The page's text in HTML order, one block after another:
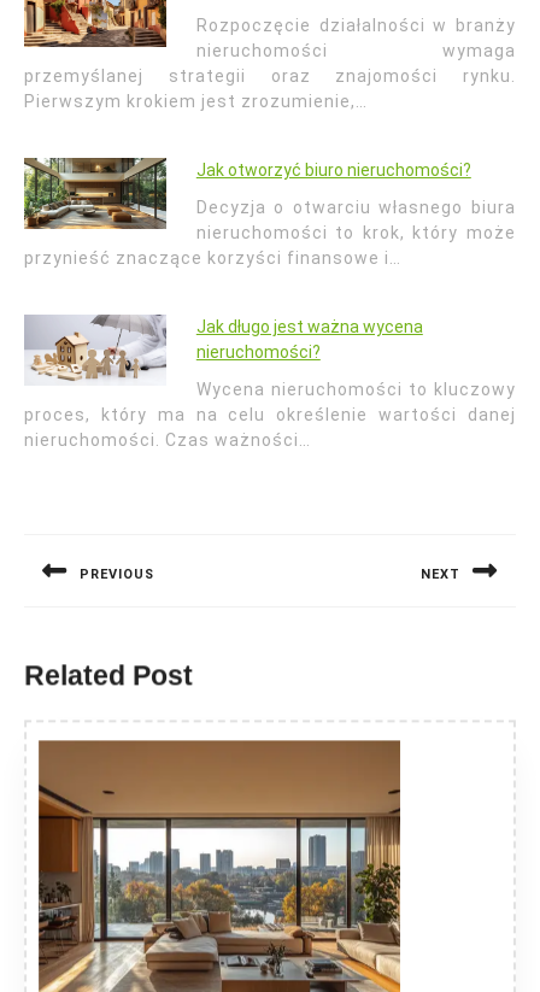
Rozpoczęcie działalności w branży
nieruchomości wymaga
przemyślanej strategii oraz znajomości rynku.
Pierwszym krokiem jest zrozumienie,…
Jak otworzyć biuro nieruchomości?
Decyzja o otwarciu własnego biura
nieruchomości to krok, który może
przynieść znaczące korzyści finansowe i…
Jak długo jest ważna wycena
nieruchomości?
Wycena nieruchomości to kluczowy
proces, który ma na celu określenie wartości danej
nieruchomości. Czas ważności…
PREVIOUS NEXT
Related Post